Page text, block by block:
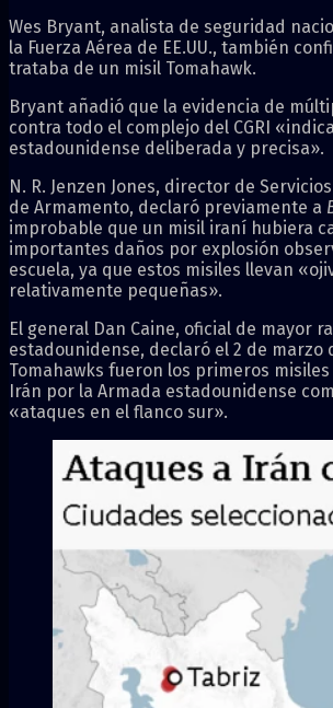
Wes Bryant, analista de seguridad
la Fuerza Aérea de EE.UU., también
trataba de un misil Tomahawk.
Bryant añadió que la evidencia de
contra todo el complejo del CGRI
estadounidense deliberada y precisa».
N. R. Jenzen Jones, director de
de Armamento, declaró previamente a
improbable que un misil iraní hubiera
importantes daños por explosión
escuela, ya que estos misiles llevan
relativamente pequeñas».
El general Dan Caine, oficial de mayor
estadounidense, declaró el 2 de marzo
Tomahawks fueron los primeros
Irán por la Armada estadounidense
«ataques en el flanco sur».